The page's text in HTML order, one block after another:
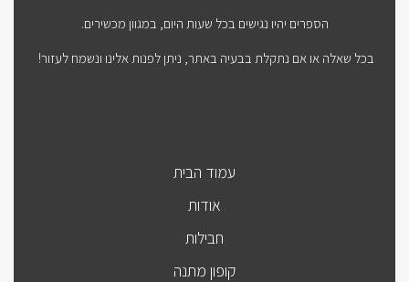
הספרים יהיו נגישים בכל שעות היום, במגוון מכשירים.
בכל שאלה או אם נתקלת בבעיה באתר, ניתן לפנות אלינו ונשמח לעזור!
עמוד הבית
אודות
חבילות
קופון מתנה